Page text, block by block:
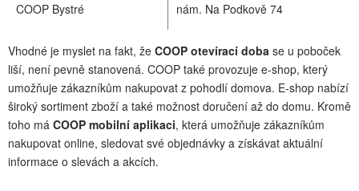
COOP Bystré nám. Na Podkově 74
Vhodné je myslet na fakt, že COOP otevírací doba se u poboček
liší, není pevně stanovená. COOP také provozuje e-shop, který
umožňuje zákazníkům nakupovat z pohodlí domova. E-shop nabízí
široký sortiment zboží a také možnost doručení až do domu. Kromě
toho má COOP mobilní aplikaci, která umožňuje zákazníkům
nakupovat online, sledovat své objednávky a získávat aktuální
informace o slevách a akcích.